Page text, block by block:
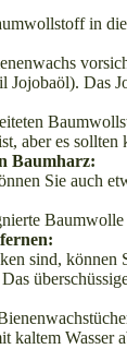
in
Jojobaöl). Das
aber es sollten
Baumharz:
Sie auch
sind, können
kaltem